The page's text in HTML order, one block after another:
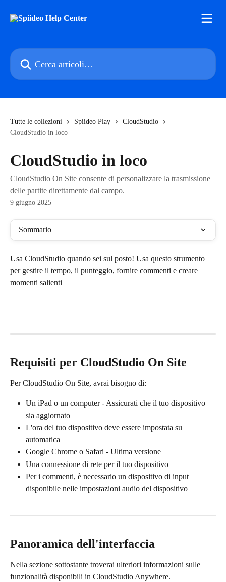
Cerca articoli…
Tutte le collezioni Spiideo Play
CloudStudio
CloudStudio in loco
CloudStudio in loco
CloudStudio On Site consente di personalizzare la trasmissione
delle partite direttamente dal campo.
9 giugno 2025
Sommario
Usa CloudStudio quando sei sul posto! Usa questo strumento
per gestire il tempo, il punteggio, fornire commenti e creare
momenti salienti
Requisiti per CloudStudio On Site
Per CloudStudio On Site, avrai bisogno di:
Un iPad o un computer - Assicurati che il tuo dispositivo
sia aggiornato
L'ora del tuo dispositivo deve essere impostata su
automatica
Google Chrome o Safari - Ultima versione
Una connessione di rete per il tuo dispositivo
Per i commenti, è necessario un dispositivo di input
disponibile nelle impostazioni audio del dispositivo
Panoramica dell'interfaccia
Nella sezione sottostante troverai ulteriori informazioni sulle
funzionalità disponibili in CloudStudio Anywhere.